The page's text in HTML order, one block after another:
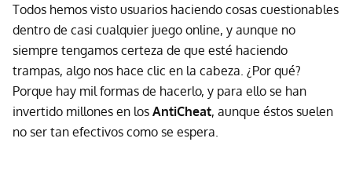
Todos hemos visto usuarios haciendo cosas cuestionables
dentro de casi cualquier juego online, y aunque no
siempre tengamos certeza de que esté haciendo
trampas, algo nos hace clic en la cabeza. ¿Por qué?
Porque hay mil formas de hacerlo, y para ello se han
invertido millones en los AntiCheat, aunque éstos suelen
no ser tan efectivos como se espera.